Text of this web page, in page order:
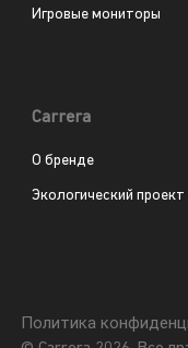
Игровые мониторы
Carrera
О бренде
Экологический проект
Политика